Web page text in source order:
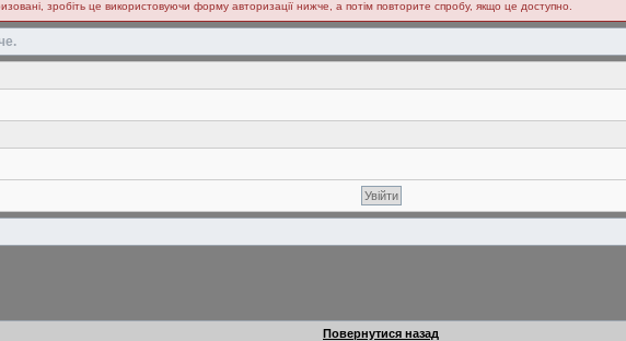
зробіть це використовуючи форму авторизації нижче, а потім повторите спробу, якщо це доступно.
Повернутися назад